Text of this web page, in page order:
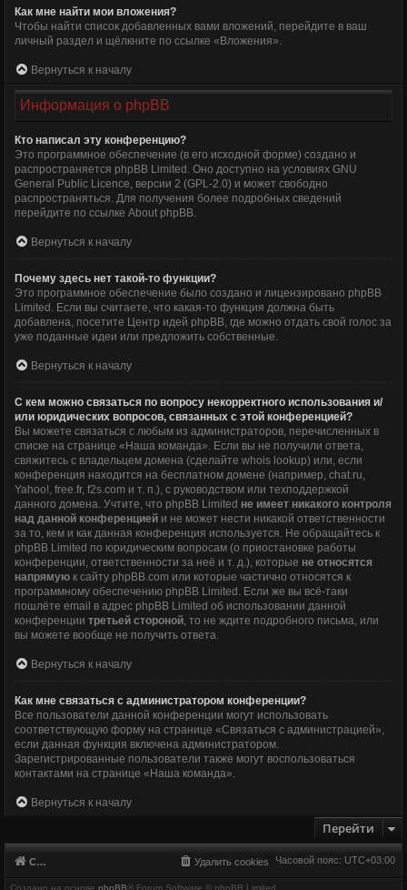
Как мне найти мои вложения?
Чтобы найти список добавленных вами вложений, перейдите в ваш
личный раздел и щёлкните по ссылке «Вложения».
Вернуться к началу
Информация о phpBB
Кто написал эту конференцию?
Это программное обеспечение (в его исходной форме) создано и
распространяется phpBB Limited . Оно доступно на условиях GNU
General Public Licence, версии 2 (GPL-2.0) и может свободно
распространяться. Для получения более подробных сведений
перейдите по ссылке About phpBB.
Вернуться к началу
Почему здесь нет такой-то функции?
Это программное обеспечение было создано и лицензировано phpBB
Limited. Если вы считаете, что какая-то функция должна быть
добавлена, посетите Центр идей phpBB, где можно отдать свой голос за
уже поданные идеи или предложить собственные.
Вернуться к началу
С кем можно связаться по вопросу некорректного использования и/
или юридических вопросов, связанных с этой конференцией?
Вы можете связаться с любым из администраторов, перечисленных в
списке на странице «Наша команда». Если вы не получили ответа,
свяжитесь с владельцем домена (сделайте whois lookup) или, если
конференция находится на бесплатном домене (например, chat.ru,
Yahoo!, free.fr, f2s.com и т. п.), с руководством или техподдержкой
данного домена. Учтите, что phpBB Limited не имеет никакого контроля
над данной конференцией и не может нести никакой ответственности
за то, кем и как данная конференция используется. Не обращайтесь к
phpBB Limited по юридическим вопросам (о приостановке работы
конференции, ответственности за неё и т. д.), которые не относятся
напрямую к сайту phpBB.com или которые частично относятся к
программному обеспечению phpBB Limited. Если же вы всё-таки
пошлёте email в адрес phpBB Limited об использовании данной
конференции третьей стороной, то не ждите подробного письма, или
вы можете вообще не получить ответа.
Вернуться к началу
Как мне связаться с администратором конференции?
Все пользователи данной конференции могут использовать
соответствующую форму на странице «Связаться с администрацией»,
если данная функция включена администратором.
Зарегистрированные пользователи также могут воспользоваться
контактами на странице «Наша команда».
Вернуться к началу
Перейти
Список форумов Часовой пояс: UTC+03:00
Удалить cookies